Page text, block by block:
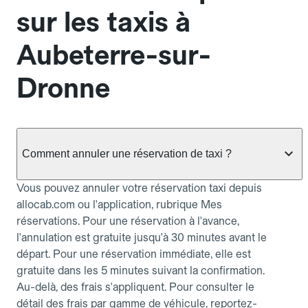
sur les taxis à
Aubeterre-sur-
Dronne
Comment annuler une réservation de taxi ?
Vous pouvez annuler votre réservation taxi depuis
allocab.com ou l'application, rubrique Mes
réservations. Pour une réservation à l'avance,
l'annulation est gratuite jusqu'à 30 minutes avant le
départ. Pour une réservation immédiate, elle est
gratuite dans les 5 minutes suivant la confirmation.
Au-delà, des frais s'appliquent. Pour consulter le
détail des frais par gamme de véhicule, reportez-